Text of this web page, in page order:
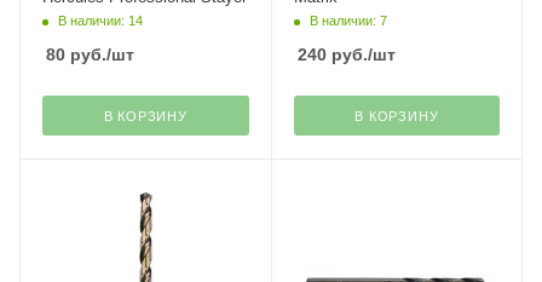
В наличии: 14
80 руб./шт
В КОРЗИНУ
В наличии: 7
240руб./шт
В КОРЗИНУ